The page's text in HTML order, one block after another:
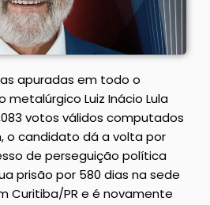
apuradas em todo o
metalúrgico Luiz Inácio Lula
votos válidos computados
o candidato dá a volta por
de perseguição política
prisão por 580 dias na sede
Curitiba/PR e é novamente